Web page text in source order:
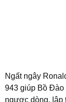
Ngất ngây
943 giúp Bồ Đào
ngược dòng, lập